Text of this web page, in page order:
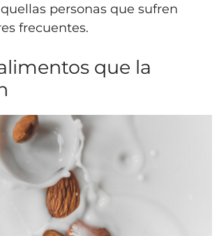
personas que sufren
frecuentes.
que la